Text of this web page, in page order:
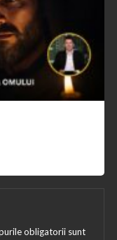
obligatorii sunt